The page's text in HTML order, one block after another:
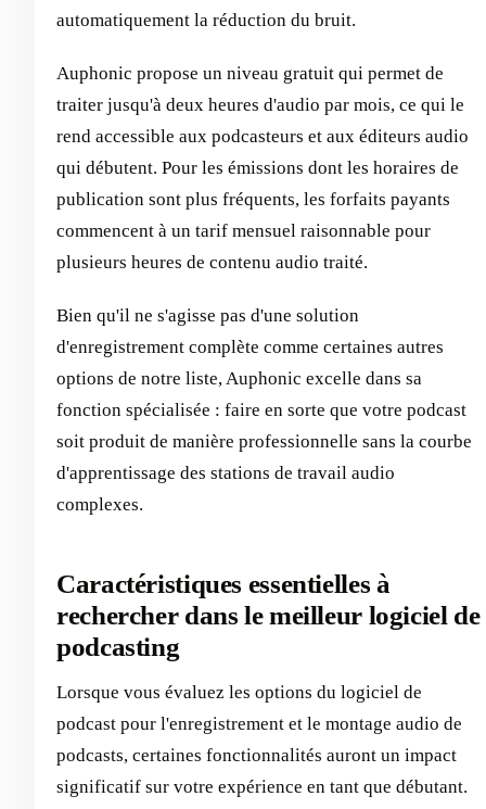
automatiquement la réduction du bruit.
Auphonic propose un niveau gratuit qui permet de
traiter jusqu'à deux heures d'audio par mois, ce qui le
rend accessible aux podcasteurs et aux éditeurs audio
qui débutent. Pour les émissions dont les horaires de
publication sont plus fréquents, les forfaits payants
commencent à un tarif mensuel raisonnable pour
plusieurs heures de contenu audio traité.
Bien qu'il ne s'agisse pas d'une solution
d'enregistrement complète comme certaines autres
options de notre liste, Auphonic excelle dans sa
fonction spécialisée : faire en sorte que votre podcast
soit produit de manière professionnelle sans la courbe
d'apprentissage des stations de travail audio
complexes.
Caractéristiques essentielles à
rechercher dans le meilleur logiciel de
podcasting
Lorsque vous évaluez les options du logiciel de
podcast pour l'enregistrement et le montage audio de
podcasts, certaines fonctionnalités auront un impact
significatif sur votre expérience en tant que débutant.